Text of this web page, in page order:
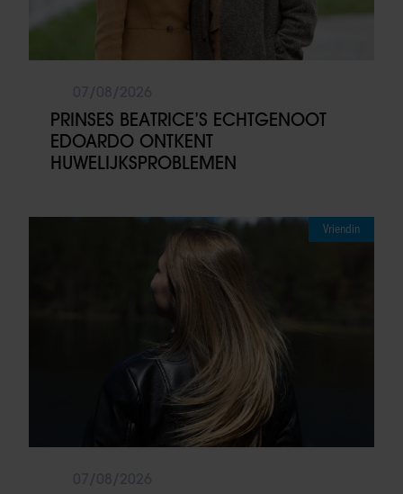
PRINSES BEATRICE’S ECHTGENOOT
EDOARDO ONTKENT
HUWELIJKSPROBLEMEN
Vriendin